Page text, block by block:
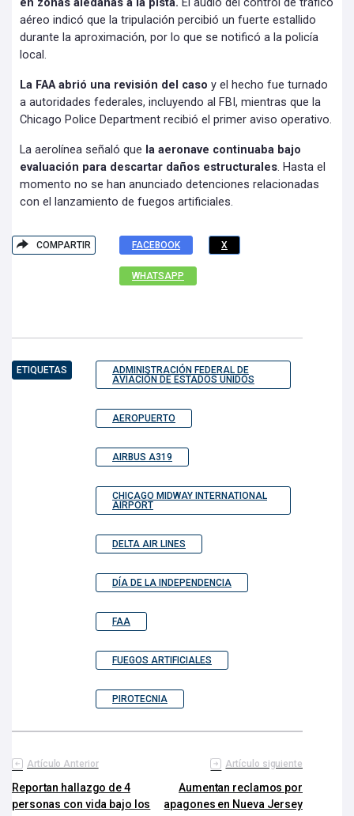
en zonas aledañas a la pista. El audio del control de tráfico
aéreo indicó que la tripulación percibió un fuerte estallido
durante la aproximación, por lo que se notificó a la policía
local.
La FAA abrió una revisión del caso y el hecho fue turnado
a autoridades federales, incluyendo al FBI, mientras que la
Chicago Police Department recibió el primer aviso operativo.
La aerolínea señaló que la aeronave continuaba bajo
evaluación para descartar daños estructurales. Hasta el
momento no se han anunciado detenciones relacionadas
con el lanzamiento de fuegos artificiales.
COMPARTIR FACEBOOK X
WHATSAPP
ETIQUETAS
ADMINISTRACIÓN FEDERAL DE
AVIACIÓN DE ESTADOS UNIDOS
AEROPUERTO
AIRBUS A319
CHICAGO MIDWAY INTERNATIONAL
AIRPORT
DELTA AIR LINES
DÍA DE LA INDEPENDENCIA
FAA
FUEGOS ARTIFICIALES
PIROTECNIA
Artículo Anterior
Reportan hallazgo de 4
personas con vida bajo los
Artículo siguiente
Aumentan reclamos por
apagones en Nueva Jersey